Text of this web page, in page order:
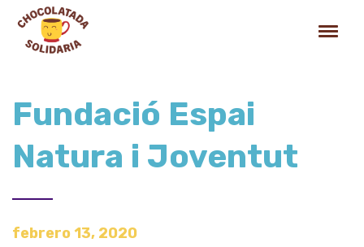
Fundació Espai
Natura i Joventut
febrero 13, 2020